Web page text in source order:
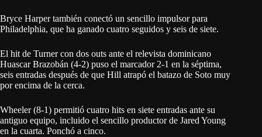
Bryce Harper también conectó un sencillo impulsor para
Philadelphia, que ha ganado cuatro seguidos y seis de siete.
El hit de Turner con dos outs ante el relevista dominicano
Huascar Brazobán (4-2) puso el marcador 2-1 en la séptima,
seis entradas después de que Hill atrapó el batazo de Soto muy
por encima de la cerca.
Wheeler (8-1) permitió cuatro hits en siete entradas ante su
antiguo equipo, incluido el sencillo productor de Jared Young
en la cuarta. Ponchó a cinco.